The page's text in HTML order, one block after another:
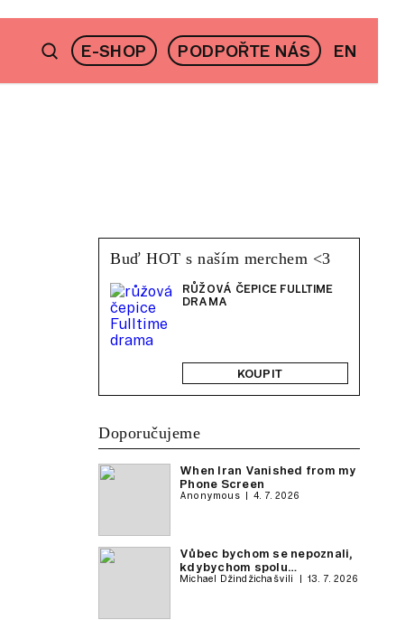
E-SHOP PODPOŘTE NÁS EN
Buď HOT s naším merchem <3
RŮŽOVÁ ČEPICE FULLTIME
DRAMA
KOUPIT
Doporučujeme
When Iran Vanished from my
Phone Screen
Anonymous 4. 7. 2026
Vůbec bychom se nepoznali,
kdybychom spolu…
Michael Džindžichašvili 13. 7. 2026